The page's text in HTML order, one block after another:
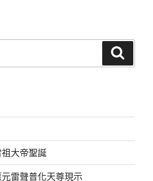
大帝聖誕
雷聲普化天尊現示